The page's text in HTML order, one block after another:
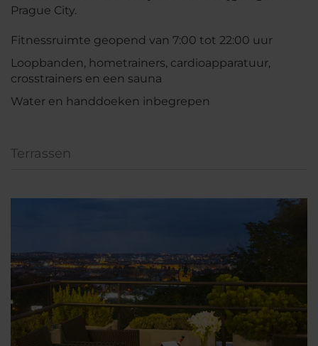
Prague City.
Fitnessruimte geopend van 7:00 tot 22:00 uur
Loopbanden, hometrainers, cardioapparatuur,
crosstrainers en een sauna
Water en handdoeken inbegrepen
Terrassen